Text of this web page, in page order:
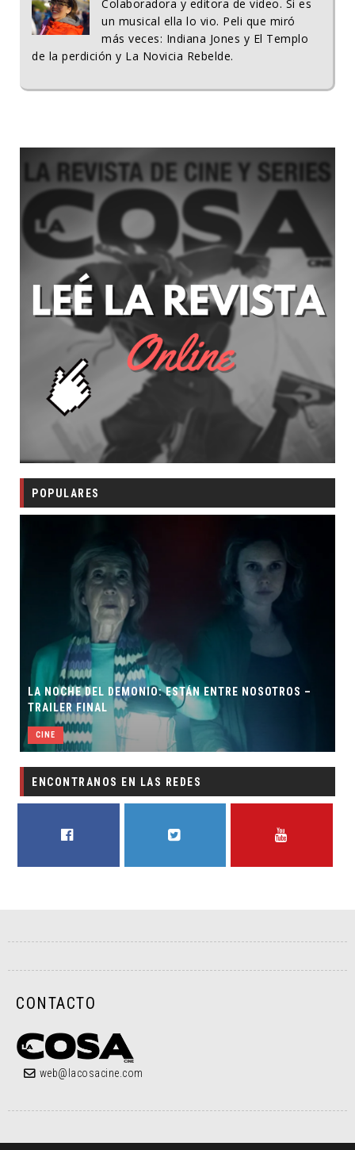
Colaboradora y editora de video. Si es
un musical ella lo vio. Peli que miró
más veces: Indiana Jones y El Templo
de la perdición y La Novicia Rebelde.
POPULARES
LA NOCHE DEL DEMONIO: ESTÁN ENTRE NOSOTROS –
TRAILER FINAL
CINE
ENCONTRANOS EN LAS REDES
CONTACTO
web@lacosacine.com